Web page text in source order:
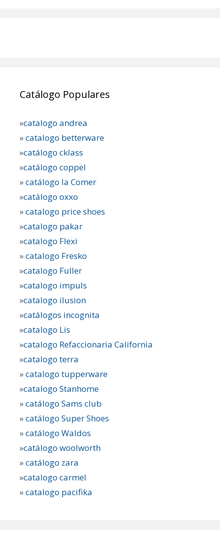
Catálogo Populares
»catalogo andrea
»catalogo betterware
»catálogo cklass
»catálogo coppel
»catálogo la Comer
»catálogo oxxo
»catalogo price shoes
»catalogo pakar
»catalogo Flexi
»catalogo Fresko
»catalogo Fuller
»catalogo impuls
»catalogo ilusion
»catálogos incognita
»catalogo Lis
»catalogo Refaccionaria California
»catalogo terra
»catalogo tupperware
»catalogo Stanhome
»catálogo Sams club
»catálogo Super Shoes
»catálogo Waldos
»catálogo woolworth
»catálogo zara
»catalogo carmel
»catalogo pacifika